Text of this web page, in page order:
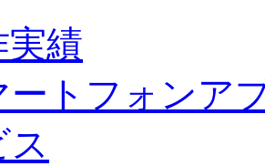
実績
ートフォンア
ス